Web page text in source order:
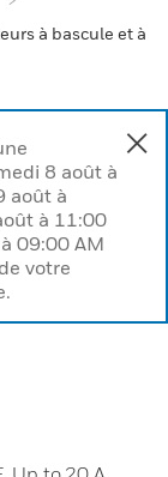
à bascule et à
8 août à
août à
à 11:00
09:00 AM
votre